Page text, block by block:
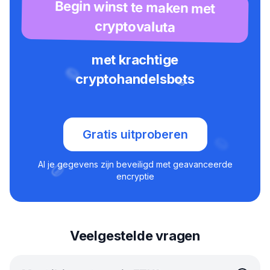
Begin winst te maken met
cryptovaluta
met krachtige
cryptohandelsbots
Gratis uitproberen
Al je gegevens zijn beveiligd met geavanceerde
encryptie
Veelgestelde vragen